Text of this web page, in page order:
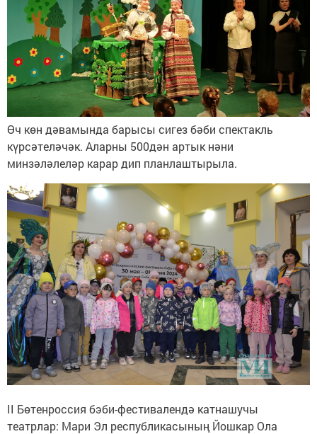
Өч көн дәвамында барысы сигез бәби спектакль
күрсәтеләчәк. Аларны 500дән артык нәни
минзәләлеләр карар дип планлаштырыла.
II Бөтенроссия бэби-фестивалендә катнашучы
театрлар: Мари Эл республикасының Йошкар Ола